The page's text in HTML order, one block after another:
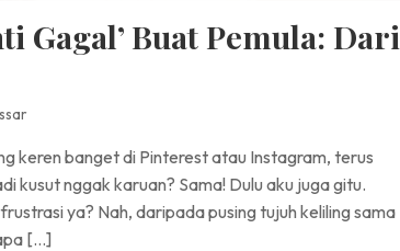
Gagal’ Buat Pemula: Dari
keren banget di Pinterest atau Instagram, terus
kusut nggak karuan? Sama! Dulu aku juga gitu.
ya? Nah, daripada pusing tujuh keliling sama
[…]